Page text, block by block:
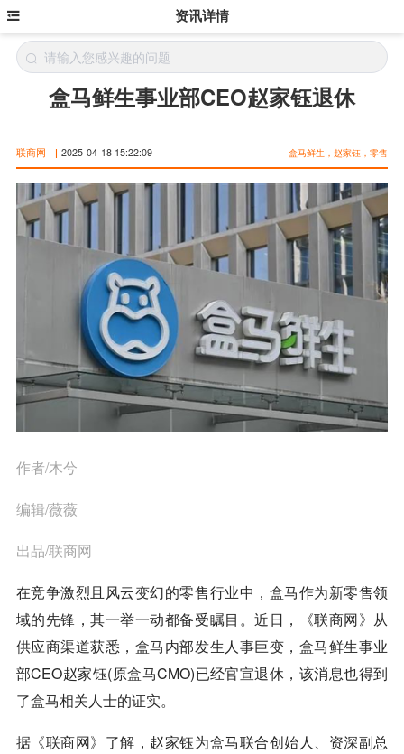
资讯详情
盒马鲜生事业部CEO赵家钰退休
联商网 | 2025-04-18 15:22:09 盒马鲜生，赵家钰，零售
作者/木兮
编辑/薇薇
出品/联商网
在竞争激烈且风云变幻的零售行业中， 盒马作为新零售领
域的先锋，其一举一动都备受瞩目。近日，《联商网》从
供应商渠道获悉， 盒马内部发生人事巨变， 盒马鲜生事业
部CEO赵家钰(原盒马CMO)已经官宣退休，该消息也得到
了盒马相关人士的证实。
据《联商网》了解，赵家钰为盒马联合创始人、资深副总